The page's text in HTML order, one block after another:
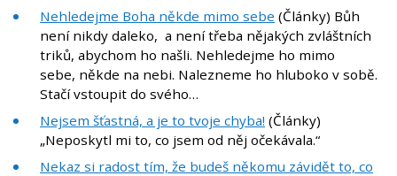
Nehledejme Boha někde mimo sebe (Články) Bůh
není nikdy daleko, a není třeba nějakých zvláštních
triků, abychom ho našli. Nehledejme ho mimo
sebe, někde na nebi. Nalezneme ho hluboko v sobě.
Stačí vstoupit do svého…
Nejsem šťastná, a je to tvoje chyba! (Články)
„Neposkytl mi to, co jsem od něj očekávala.“
Nekaz si radost tím, že budeš někomu závidět to, co